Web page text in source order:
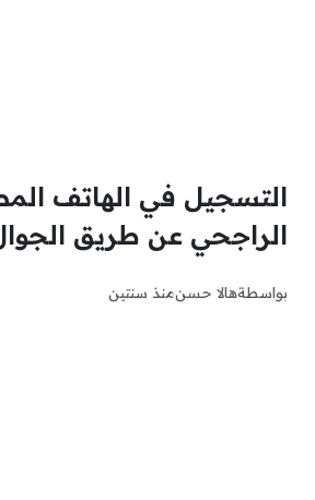
التسجيل في الهاتف
الراجحي عن طريق
بواسطةهالا حسنمنذ سنتين